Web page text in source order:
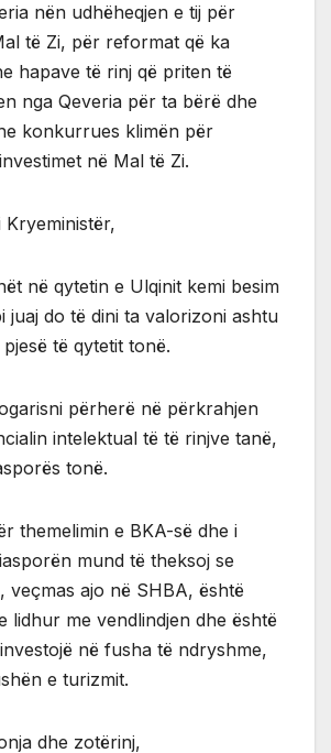
nën udhëheqjen e tij për
të Zi, për reformat që ka
hapave të rinj që priten të
nga Qeveria për ta bërë dhe
konkurrues klimën për
në Mal të Zi.
në qytetin e Ulqinit kemi besim
juaj do të dini ta valorizoni ashtu
të qytetit tonë.
përherë në përkrahjen
intelektual të të rinjve tanë,
tonë.
themelimin e BKA-së dhe i
mund të theksoj se
veçmas ajo në SHBA, është
lidhur me vendlindjen dhe është
në fusha të ndryshme,
e turizmit.
dhe zotërinj,